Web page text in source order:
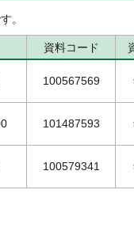
。
資料コード
100567569
101487593
100579341